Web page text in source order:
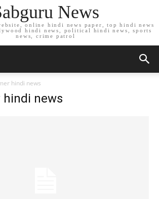
News
online hindi news paper, top hindi news
hindi news, political hindi news, sports
news, crime patrol
hindi news
hindi news